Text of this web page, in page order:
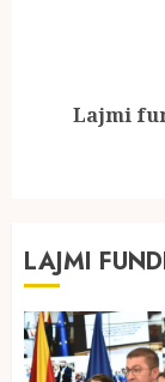
Lajmi
LAJMI